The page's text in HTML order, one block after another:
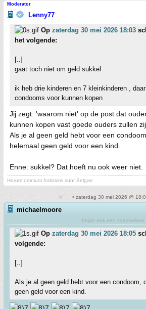
Moderator
Lenny77
Op zaterdag 30 mei 2026 18:03
het volgende:
[..]
gaat toch niet om geld sukkel
ik heb drie kinderen en 7 kleinkinderen ,
condooms voor kunnen kopen
Jij zegt: 'waarom niet' op de post dat
kunnen kopen vast goede ouders zullen
Als je al geen geld hebt voor een
helemaal geen geld voor een kind.
Enne: sukkel? Dat hoeft nu ook weer niet.
Horum omnium fortissimi sunt Belgae
• zaterdag 30 mei 2026 @
michaelmoore
begin ook een voedselbos
Op zaterdag 30 mei 2026 18:05
volgende:
[..]
Als je al geen geld hebt voor een condoom,
geen geld voor een kind.